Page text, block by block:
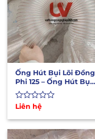
Ống Hút Bụi Lõi Đồng
Phi 125 – Ống Hút Bụi
Lắp Máy CNC
Được
hạng
0
Liên hệ